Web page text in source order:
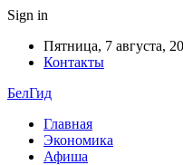
Sign in
Пятница, 7 августа,
Контакты
БелГид
Главная
Экономика
Афиша